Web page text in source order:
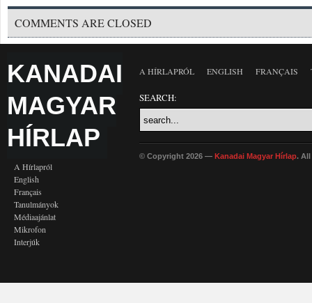
COMMENTS ARE CLOSED
KANADAI
MAGYAR
HÍRLAP
A Hírlapról
English
Français
Tanulmányok
Médiaajánlat
Mikrofon
Interjúk
A HÍRLAPRÓL ENGLISH FRANÇAIS
SEARCH:
© Copyright 2026 — Kanadai Magyar Hírlap. All